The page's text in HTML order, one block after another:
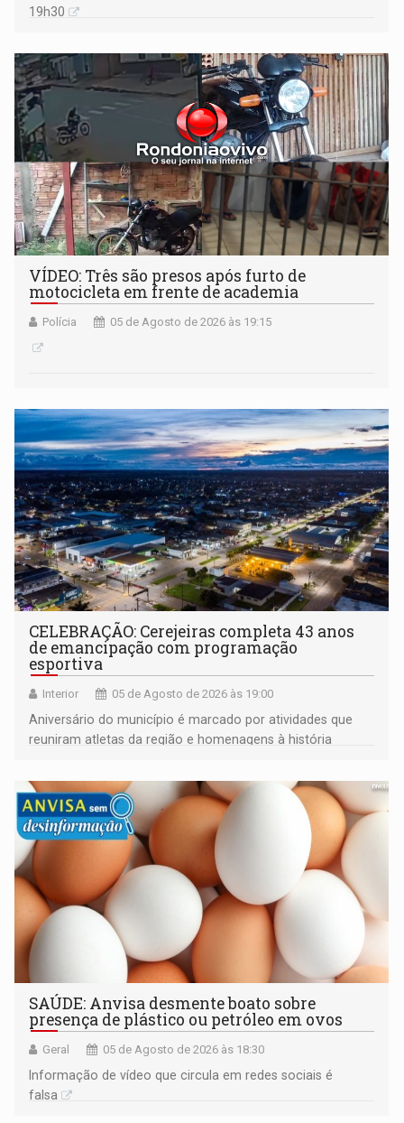
19h30
VÍDEO: Três são presos após furto de
motocicleta em frente de academia
Polícia 05 de Agosto de 2026 às 19:15
CELEBRAÇÃO: Cerejeiras completa 43 anos
de emancipação com programação
esportiva
Interior 05 de Agosto de 2026 às 19:00
Aniversário do município é marcado por atividades que
reuniram atletas da região e homenagens à história
SAÚDE: Anvisa desmente boato sobre
presença de plástico ou petróleo em ovos
Geral 05 de Agosto de 2026 às 18:30
Informação de vídeo que circula em redes sociais é
falsa